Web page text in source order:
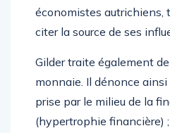
économistes autrichiens,
citer la source de ses
Gilder traite également
monnaie. Il dénonce
prise par le milieu de la
(hypertrophie financière)